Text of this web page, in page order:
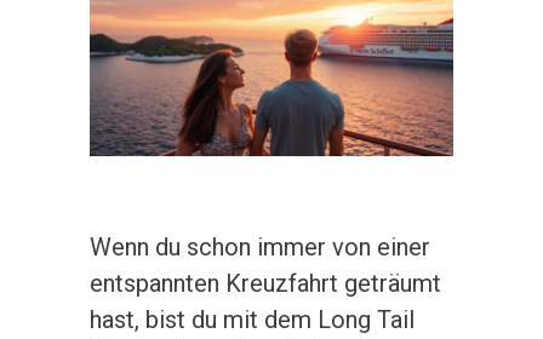
Wenn du schon immer von einer
entspannten Kreuzfahrt geträumt
hast, bist du mit dem Long Tail